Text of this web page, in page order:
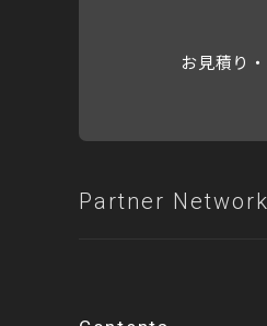
お見積り
Partner Network